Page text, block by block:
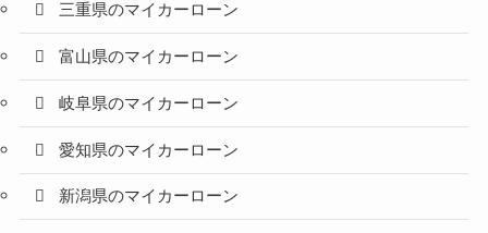
三重県のマイカーローン
富山県のマイカーローン
岐阜県のマイカーローン
愛知県のマイカーローン
新潟県のマイカーローン